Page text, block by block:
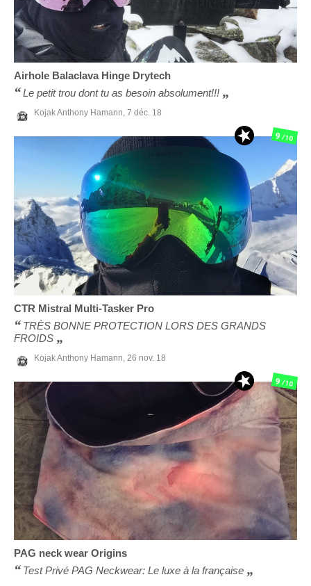
Airhole Balaclava Hinge Drytech
Le petit trou dont tu as besoin absolument!!!
Kojak Anthony Hamann, 7 déc. 18
CTR Mistral Multi-Tasker Pro
TRÈS BONNE PROTECTION LORS DES GRANDS
FROIDS
Kojak Anthony Hamann, 26 nov. 18
9/10
PAG neck wear Origins
Test Privé PAG Neckwear: Le luxe à la française
9/10